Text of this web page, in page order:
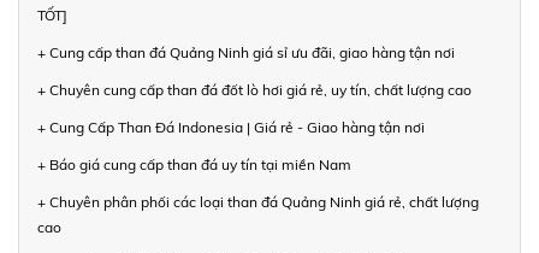
TỐT]
+ Cung cấp than đá Quảng Ninh giá sỉ ưu đãi, giao hàng tận nơi
+ Chuyên cung cấp than đá đốt lò hơi giá rẻ, uy tín, chất lượng cao
+ Cung Cấp Than Đá Indonesia | Giá rẻ - Giao hàng tận nơi
+ Báo giá cung cấp than đá uy tín tại miền Nam
+ Chuyên phân phối các loại than đá Quảng Ninh giá rẻ, chất lượng
cao